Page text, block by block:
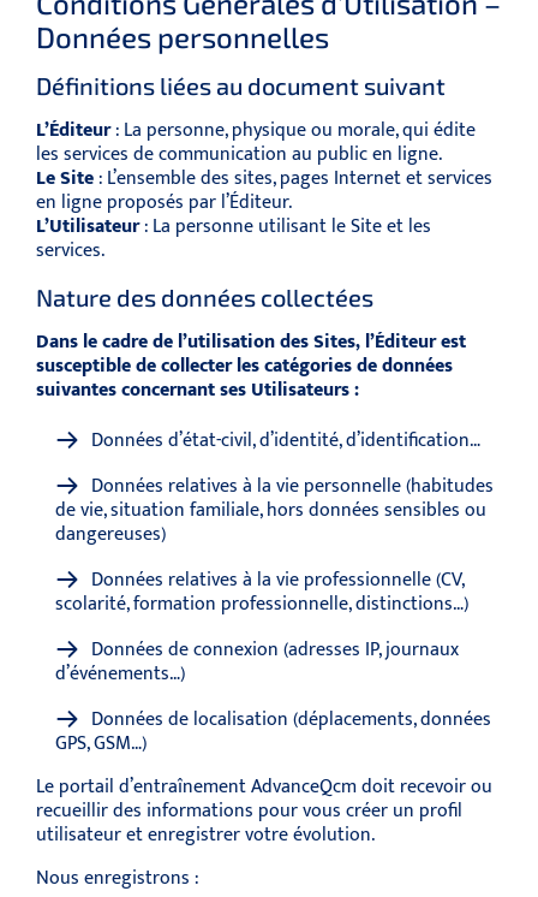
Données personnelles
Définitions liées au document suivant
L’Éditeur: La personne, physique ou morale, qui édite
les services de communication au public en ligne.
Le Site: L’ensemble des sites, pages Internet et services
en ligne proposés par l’Éditeur.
L’Utilisateur: La personne utilisant le Site et les
services.
Nature des données collectées
Dans le cadre de l’utilisation des Sites, l’Éditeur est
susceptible de collecter les catégories de données
suivantes concernant ses Utilisateurs :
Données d’état-civil, d’identité, d’identification…
Données relatives à la vie personnelle (habitudes
de vie, situation familiale, hors données sensibles ou
dangereuses)
Données relatives à la vie professionnelle (CV,
scolarité, formation professionnelle, distinctions…)
Données de connexion (adresses IP, journaux
d’événements…)
Données de localisation (déplacements, données
GPS, GSM…)
Le portail d’entraînement AdvanceQcm doit recevoir ou
recueillir des informations pour vous créer un profil
utilisateur et enregistrer votre évolution.
Nous enregistrons :